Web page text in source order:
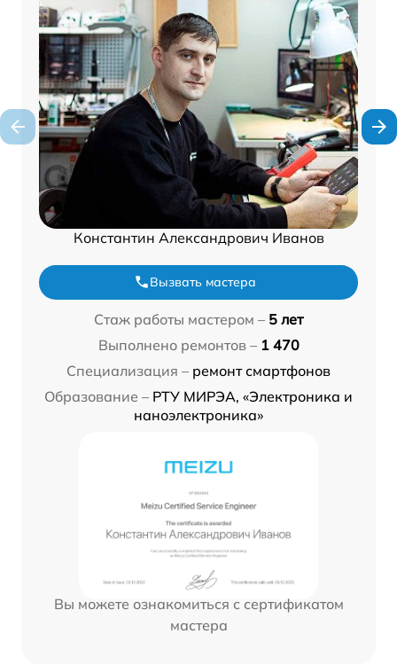
Константин Александрович Иванов
Вызвать мастера
Стаж работы мастером – 5 лет
Выполнено ремонтов – 1 470
Специализация – ремонт смартфонов
Образование – РТУ МИРЭА, «Электроника и
наноэлектроника»
Вы можете ознакомиться с сертификатом
мастера